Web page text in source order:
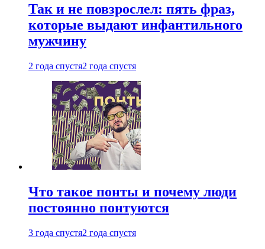
Так и не повзрослел: пять фраз,
которые выдают инфантильного
мужчину
2 года спустя2 года спустя
Что такое понты и почему люди
постоянно понтуются
3 года спустя2 года спустя